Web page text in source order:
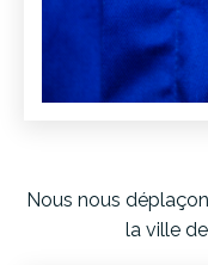
Nous nous
la ville